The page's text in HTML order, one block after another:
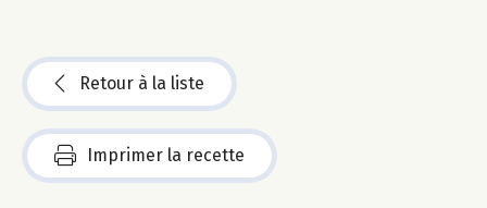
Retour à la liste
Imprimer la recette